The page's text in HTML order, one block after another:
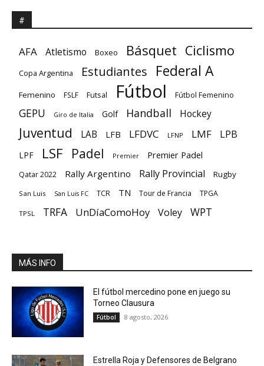
#
AFA Atletismo Boxeo Básquet Ciclismo
Copa Argentina Estudiantes Federal A
Femenino FSLF Futsal Fútbol Fútbol Femenino
GEPU Giro de Italia Golf Handball Hockey
Juventud LAB LFB LFDVC LFNP LMF LPB
LPF LSF Padel Premier Premier Padel
Qatar 2022 Rally Argentino Rally Provincial Rugby
San Luis San Luis FC TCR TN Tour de Francia TPGA
TPSL TRFA UnDíaComoHoy Voley WPT
MÁS INFO
El fútbol mercedino pone en juego su
Torneo Clausura
Fútbol 8 agosto, 2026
Estrella Roja y Defensores de Belgrano